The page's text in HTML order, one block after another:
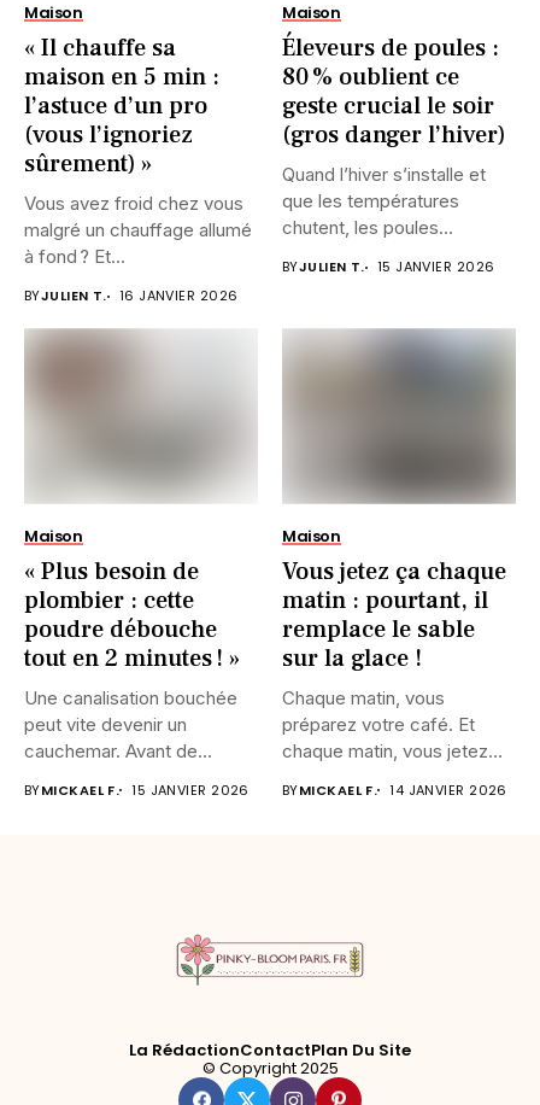
Maison
« Il chauffe sa
maison en 5 min :
l’astuce d’un pro
(vous l’ignoriez
sûrement) »
Vous avez froid chez vous
malgré un chauffage allumé
à fond ? Et...
BYJULIEN T. 16 JANVIER 2026
Maison
Éleveurs de poules :
80 % oublient ce
geste crucial le soir
(gros danger l’hiver)
Quand l’hiver s’installe et
que les températures
chutent, les poules
BYJULIEN T. 15 JANVIER 2026
Maison
« Plus besoin de
plombier : cette
poudre débouche
tout en 2 minutes ! »
Une canalisation bouchée
peut vite devenir un
cauchemar. Avant de
BYMICKAEL F. 15 JANVIER 2026
Maison
Vous jetez ça chaque
matin : pourtant, il
remplace le sable
sur la glace !
Chaque matin, vous
préparez votre café. Et
chaque matin, vous jetez
BYMICKAEL F. 14 JANVIER 2026
La RédactionContactPlan Du Site
© Copyright 2025